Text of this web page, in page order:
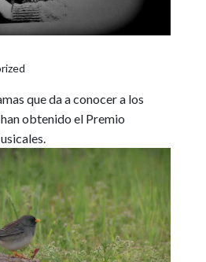
que da a conocer a los
obtenido el Premio